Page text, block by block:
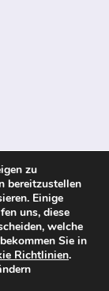
– Alle
zu
bereitzustellen
Einige
uns, diese
welche
Sie in
Richtlinien.